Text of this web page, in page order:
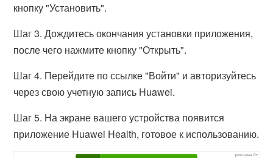
кнопку "Установить".
Шаг 3. Дождитесь окончания установки приложения,
после чего нажмите кнопку "Открыть".
Шаг 4. Перейдите по ссылке "Войти" и авторизуйтесь
через свою учетную запись Huawei.
Шаг 5. На экране вашего устройства появится
приложение Huawei Health, готовое к использованию.